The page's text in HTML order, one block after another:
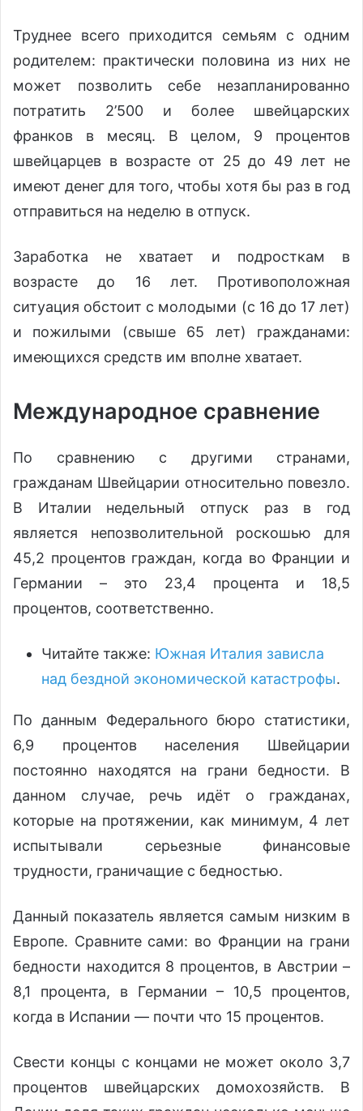
Труднее всего приходится семьям с одним
родителем: практически половина из них не
может позволить себе незапланированно
потратить 2’500 и более швейцарских
франков в месяц. В целом, 9 процентов
швейцарцев в возрасте от 25 до 49 лет не
имеют денег для того, чтобы хотя бы раз в год
отправиться на неделю в отпуск.
Заработка не хватает и подросткам в
возрасте до 16 лет. Противоположная
ситуация обстоит с молодыми (с 16 до 17 лет)
и пожилыми (свыше 65 лет) гражданами:
имеющихся средств им вполне хватает.
Международное сравнение
По сравнению с другими странами,
гражданам Швейцарии относительно повезло.
В Италии недельный отпуск раз в год
является непозволительной роскошью для
45,2 процентов граждан, когда во Франции и
Германии – это 23,4 процента и 18,5
процентов, соответственно.
Читайте также: Южная Италия зависла
над бездной экономической катастрофы.
По данным Федерального бюро статистики,
6,9 процентов населения Швейцарии
постоянно находятся на грани бедности. В
данном случае, речь идёт о гражданах,
которые на протяжении, как минимум, 4 лет
испытывали серьезные финансовые
трудности, граничащие с бедностью.
Данный показатель является самым низким в
Европе. Сравните сами: во Франции на грани
бедности находится 8 процентов, в Австрии –
8,1 процента, в Германии – 10,5 процентов,
когда в Испании — почти что 15 процентов.
Свести концы с концами не может около 3,7
процентов швейцарских домохозяйств. В